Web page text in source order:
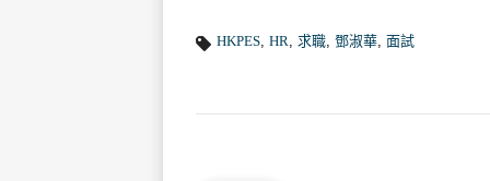
HKPES,HR,求職,鄧淑華,面試